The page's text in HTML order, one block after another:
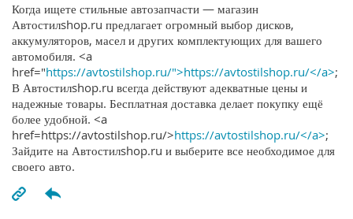
Когда ищете стильные автозапчасти — магазин
Автостилshop.ru предлагает огромный выбор дисков,
аккумуляторов, масел и других комплектующих для вашего
автомобиля. <a
href="https://avtostilshop.ru/">https://avtostilshop.ru/</a>;
В Автостилshop.ru всегда действуют адекватные цены и
надежные товары. Бесплатная доставка делает покупку ещё
более удобной. <a
href=https://avtostilshop.ru/>https://avtostilshop.ru/</a>;
Зайдите на Автостилshop.ru и выберите все необходимое для
своего авто.